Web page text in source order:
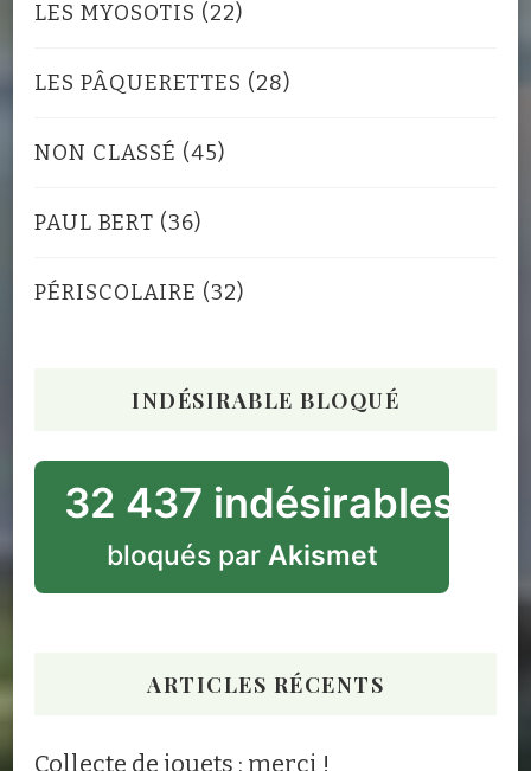
LES MYOSOTIS (22)
LES PÂQUERETTES (28)
NON CLASSÉ (45)
PAUL BERT (36)
PÉRISCOLAIRE (32)
INDÉSIRABLE BLOQUÉ
32 437 indésirables
bloqués par Akismet
ARTICLES RÉCENTS
Collecte de jouets : merci !